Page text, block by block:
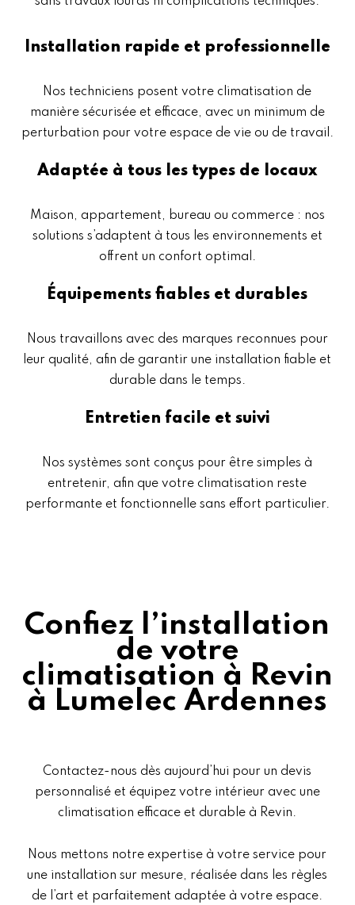
Installation rapide et professionnelle
Nos techniciens posent votre climatisation de
manière sécurisée et efficace, avec un minimum de
perturbation pour votre espace de vie ou de travail.
Adaptée à tous les types de locaux
Maison, appartement, bureau ou commerce : nos
solutions s’adaptent à tous les environnements et
offrent un confort optimal.
Équipements fiables et durables
Nous travaillons avec des marques reconnues pour
leur qualité, afin de garantir une installation fiable et
durable dans le temps.
Entretien facile et suivi
Nos systèmes sont conçus pour être simples à
entretenir, afin que votre climatisation reste
performante et fonctionnelle sans effort particulier.
Confiez l’installation
de votre
climatisation à Revin
à Lumelec Ardennes
Contactez-nous dès aujourd’hui pour un devis
personnalisé et équipez votre intérieur avec une
climatisation efficace et durable à Revin.
Nous mettons notre expertise à votre service pour
une installation sur mesure, réalisée dans les règles
de l’art et parfaitement adaptée à votre espace.